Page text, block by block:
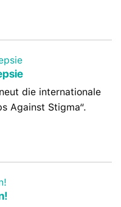
die internationale
Against Stigma“.